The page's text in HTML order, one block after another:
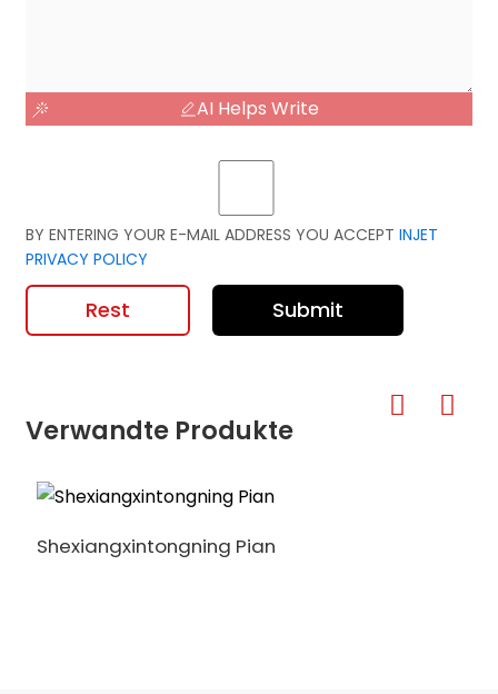
AI Helps Write
BY ENTERING YOUR E-MAIL ADDRESS YOU ACCEPT INJET
PRIVACY POLICY
Rest Submit
Verwandte Produkte
Shexiangxintongning Pian